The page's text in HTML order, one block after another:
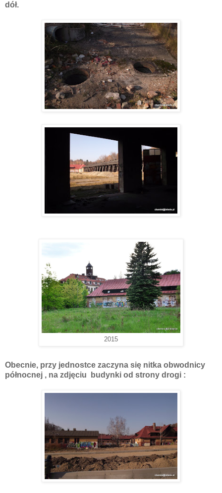
dół.
2015
Obecnie, przy jednostce zaczyna się nitka obwodnicy
północnej , na zdjęciu budynki od strony drogi :